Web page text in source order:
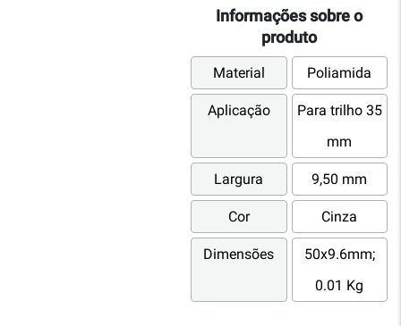
Informações sobre o
produto
Material Poliamida
Aplicação
Para trilho 35
mm
Largura 9,50 mm
Cor Cinza
Dimensões
50x9.6mm;
0.01 Kg